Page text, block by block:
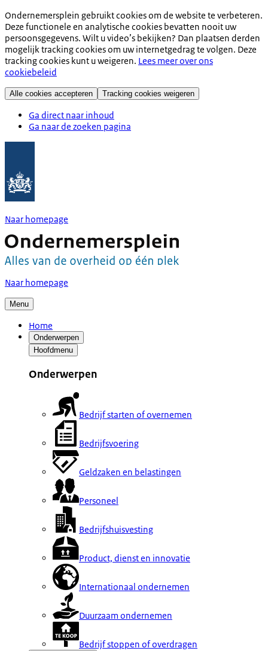
Ondernemersplein gebruikt cookies om de website te verbeteren.
Deze functionele en analytische cookies bevatten nooit uw
persoonsgegevens. Wilt u video’s bekijken? Dan plaatsen derden
mogelijk tracking cookies om uw internetgedrag te volgen. Deze
tracking cookies kunt u weigeren. Lees meer over ons
cookiebeleid
Alle cookies accepteren Tracking cookies weigeren
Ga direct naar inhoud
Ga naar de zoeken pagina
Naar homepage
Naar homepage
Menu
Home
Onderwerpen
Hoofdmenu
Onderwerpen
Bedrijf starten of overnemen
Bedrijfsvoering
Geldzaken en belastingen
Personeel
Bedrijfshuisvesting
Product, dienst en innovatie
Internationaal ondernemen
Duurzaam ondernemen
Bedrijf stoppen of overdragen